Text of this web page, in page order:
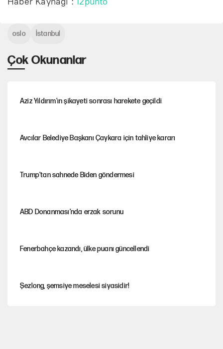
Çok Okunanlar
Aziz Yıldırım’ın şikayeti sonrası harekete geçildi
Avcılar Belediye Başkanı Çaykara için tahliye kararı
Trump’tan sahnede Biden göndermesi
ABD Donanması’nda erzak sorunu
Fenerbahçe kazandı, ülke puanı güncellendi
Şezlong, şemsiye meselesi siyasidir!
oslo İstanbul